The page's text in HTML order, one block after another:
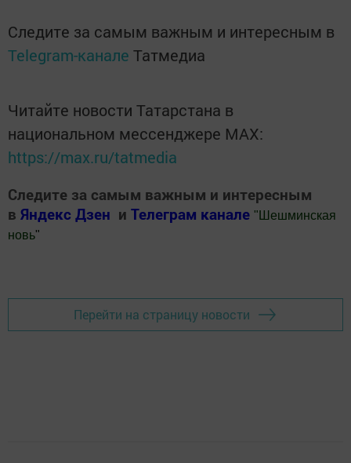
Следите за самым важным и интересным в
Telegram-канале Татмедиа
Читайте новости Татарстана в
национальном мессенджере MАХ:
https://max.ru/tatmedia
Следите за самым важным и интересным
в Яндекс Дзен и Телеграм канале " Шешминская
новь"
Перейти на страницу новости